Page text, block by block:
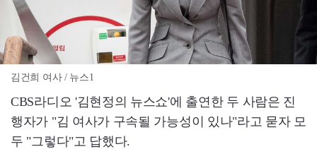
김건희 여사 / 뉴스1
CBS라디오 '김현정의 뉴스쇼'에 출연한 두 사람은 진
행자가 "김 여사가 구속될 가능성이 있나"라고 묻자 모
두 "그렇다"고 답했다.